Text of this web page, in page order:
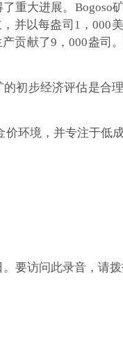
重大进展。Bogoso
并以每盎司1，000
贡献了9，000盎司
初步经济评估是合
环境，并专注于低
要访问此录音，请拨